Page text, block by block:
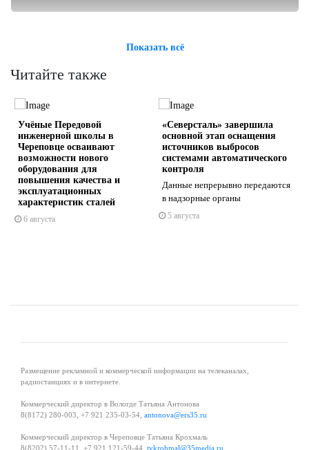
Показать всё
Читайте также
Учёные Передовой
инженерной школы в
Череповце осваивают
возможности нового
оборудования для
повышения качества и
эксплуатационных
характеристик сталей
6 августа
«Северсталь» завершила
основной этап оснащения
источников выбросов
системами автоматического
контроля
Данные непрерывно передаются
в надзорные органы
5 августа
Размещение рекламной и коммерческой информации на телеканалах,
радиостанциях и в интернете.
Коммерческий директор в Вологде Татьяна Антонова
8(8172) 280-003, +7 921 235-03-54, antonova@ers35.ru
Коммерческий директор в Череповце Татьяна Крохмаль
8(8202) 57-11-11, +7 921 121-59-44, tvkrohmal@35media.ru